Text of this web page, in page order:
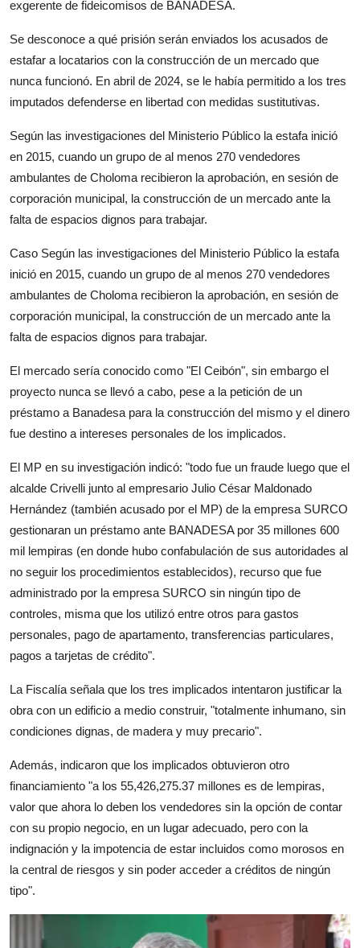
exgerente de fideicomisos de BANADESA.
Se desconoce a qué prisión serán enviados los acusados de
estafar a locatarios con la construcción de un mercado que
nunca funcionó. En abril de 2024, se le había permitido a los tres
imputados defenderse en libertad con medidas sustitutivas.
Según las investigaciones del Ministerio Público la estafa inició
en 2015, cuando un grupo de al menos 270 vendedores
ambulantes de Choloma recibieron la aprobación, en sesión de
corporación municipal, la construcción de un mercado ante la
falta de espacios dignos para trabajar.
Caso Según las investigaciones del Ministerio Público la estafa
inició en 2015, cuando un grupo de al menos 270 vendedores
ambulantes de Choloma recibieron la aprobación, en sesión de
corporación municipal, la construcción de un mercado ante la
falta de espacios dignos para trabajar.
El mercado sería conocido como "El Ceibón", sin embargo el
proyecto nunca se llevó a cabo, pese a la petición de un
préstamo a Banadesa para la construcción del mismo y el dinero
fue destino a intereses personales de los implicados.
El MP en su investigación indicó: "todo fue un fraude luego que el
alcalde Crivelli junto al empresario Julio César Maldonado
Hernández (también acusado por el MP) de la empresa SURCO
gestionaran un préstamo ante BANADESA por 35 millones 600
mil lempiras (en donde hubo confabulación de sus autoridades al
no seguir los procedimientos establecidos), recurso que fue
administrado por la empresa SURCO sin ningún tipo de
controles, misma que los utilizó entre otros para gastos
personales, pago de apartamento, transferencias particulares,
pagos a tarjetas de crédito".
La Fiscalía señala que los tres implicados intentaron justificar la
obra con un edificio a medio construir, "totalmente inhumano, sin
condiciones dignas, de madera y muy precario".
Además, indicaron que los implicados obtuvieron otro
financiamiento "a los 55,426,275.37 millones es de lempiras,
valor que ahora lo deben los vendedores sin la opción de contar
con su propio negocio, en un lugar adecuado, pero con la
indignación y la impotencia de estar incluidos como morosos en
la central de riesgos y sin poder acceder a créditos de ningún
tipo".